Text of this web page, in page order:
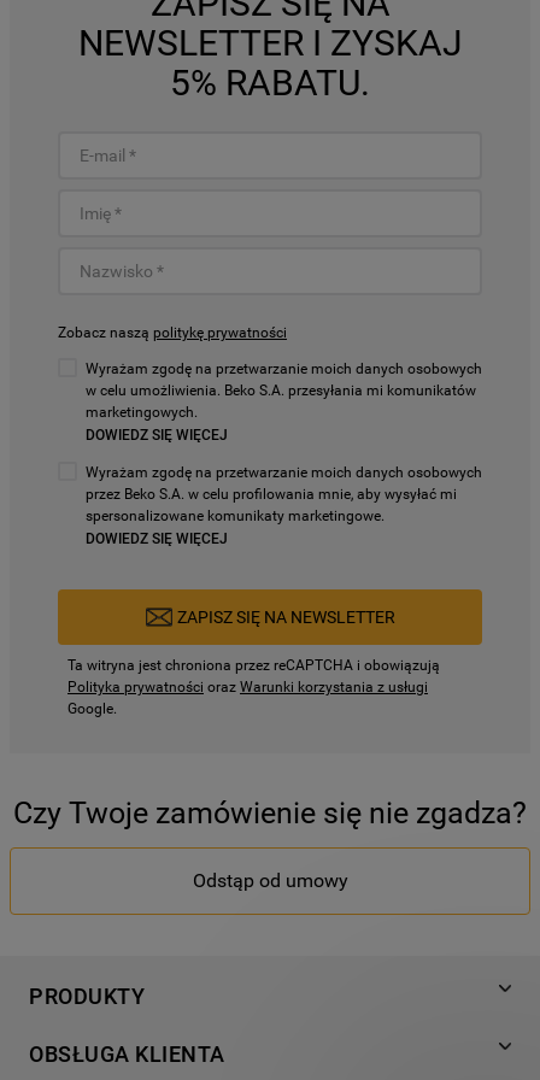
NEWSLETTER I ZYSKAJ
5% RABATU.
Zobacz naszą politykę prywatności
Wyrażam zgodę na przetwarzanie moich danych osobowych
w celu umożliwienia. Beko S.A. przesyłania mi komunikatów
marketingowych.
DOWIEDZ SIĘ WIĘCEJ
Wyrażam zgodę na przetwarzanie moich danych osobowych
przez Beko S.A. w celu profilowania mnie, aby wysyłać mi
spersonalizowane komunikaty marketingowe.
DOWIEDZ SIĘ WIĘCEJ
ZAPISZ SIĘ NA NEWSLETTER
Ta witryna jest chroniona przez reCAPTCHA i obowiązują
Polityka prywatności oraz Warunki korzystania z usługi
Google.
Czy Twoje zamówienie się nie zgadza?
Odstąp od umowy
PRODUKTY
Chłodnictwo
OBSŁUGA KLIENTA